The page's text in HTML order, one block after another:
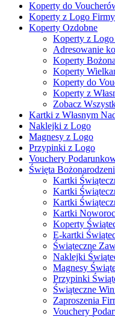
Koperty do
Koperty z Logo Firmy
Koperty Ozdobne
Koperty z
Adresowanie
Koperty
Koperty
Koperty do
Koperty z
Zobacz
Kartki z Własnym
Naklejki z Logo
Magnesy z Logo
Przypinki z Logo
Vouchery
Święta
Kartki
Kartki
Kartki
Kartki
Koperty
E-kartki
Świąteczne
Naklejki
Magnesy
Przypinki
Świąteczne
Zaproszenia
Vouchery